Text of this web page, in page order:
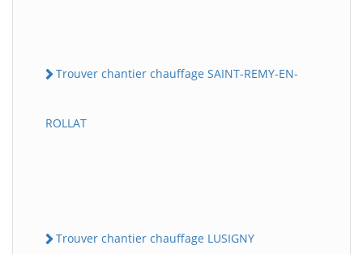
Trouver chantier chauffage SAINT-REMY-EN-
ROLLAT
Trouver chantier chauffage LUSIGNY